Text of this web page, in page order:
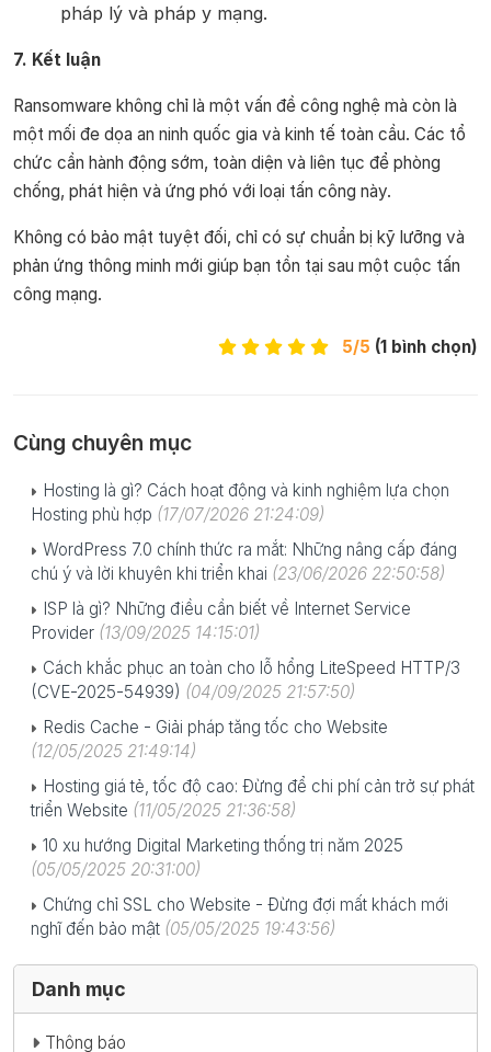
pháp lý và pháp y mạng.
7. Kết luận
Ransomware không chỉ là một vấn đề công nghệ mà còn là
một mối đe dọa an ninh quốc gia và kinh tế toàn cầu. Các tổ
chức cần hành động sớm, toàn diện và liên tục để phòng
chống, phát hiện và ứng phó với loại tấn công này.
Không có bảo mật tuyệt đối, chỉ có sự chuẩn bị kỹ lưỡng và
phản ứng thông minh mới giúp bạn tồn tại sau một cuộc tấn
công mạng.
5/5 (1 bình chọn)
Cùng chuyên mục
Hosting là gì? Cách hoạt động và kinh nghiệm lựa chọn
Hosting phù hợp (17/07/2026 21:24:09)
WordPress 7.0 chính thức ra mắt: Những nâng cấp đáng
chú ý và lời khuyên khi triển khai (23/06/2026 22:50:58)
ISP là gì? Những điều cần biết về Internet Service
Provider (13/09/2025 14:15:01)
Cách khắc phục an toàn cho lỗ hổng LiteSpeed HTTP/3
(CVE-2025-54939) (04/09/2025 21:57:50)
Redis Cache - Giải pháp tăng tốc cho Website
(12/05/2025 21:49:14)
Hosting giá tẻ, tốc độ cao: Đừng để chi phí cản trở sự phát
triển Website (11/05/2025 21:36:58)
10 xu hướng Digital Marketing thống trị năm 2025
(05/05/2025 20:31:00)
Chứng chỉ SSL cho Website - Đừng đợi mất khách mới
nghĩ đến bảo mật (05/05/2025 19:43:56)
Danh mục
Thông báo